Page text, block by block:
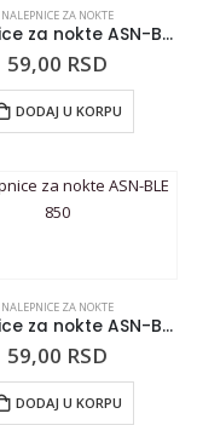
NALEPNICE ZA NOKTE
Nalepnice za nokte ASN-BLE 885
59,00 RSD
DODAJ U KORPU
NALEPNICE ZA NOKTE
Nalepnice za nokte ASN-BLE 850
59,00 RSD
DODAJ U KORPU